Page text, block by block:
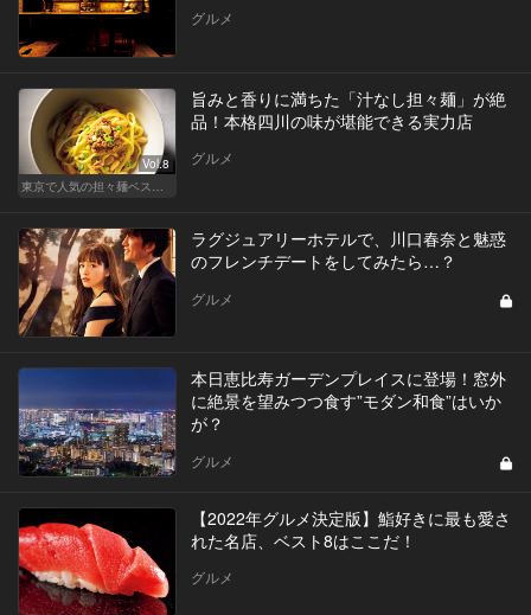
グルメ
Vol.8
東京で人気の担々麺ベストセレクション！
旨みと香りに満ちた「汁なし担々麺」が絶
品！本格四川の味が堪能できる実力店
グルメ
ラグジュアリーホテルで、川口春奈と魅惑
のフレンチデートをしてみたら…？
グルメ
本日恵比寿ガーデンプレイスに登場！窓外
に絶景を望みつつ食す”モダン和食”はいか
が？
グルメ
【2022年グルメ決定版】鮨好きに最も愛さ
れた名店、ベスト8はここだ！
グルメ